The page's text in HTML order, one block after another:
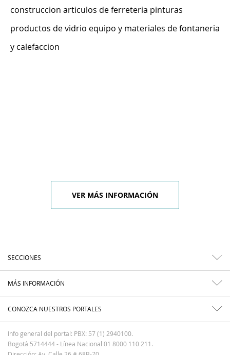
construccion articulos de ferreteria pinturas
productos de vidrio equipo y materiales de fontaneria
y calefaccion
VER MÁS INFORMACIÓN
SECCIONES
MÁS INFORMACIÓN
CONOZCA NUESTROS PORTALES
Info general del portal: PBX: 57 (1) 2940100.
Bogotá 5714444 - Línea Nacional 01 8000 110 211.